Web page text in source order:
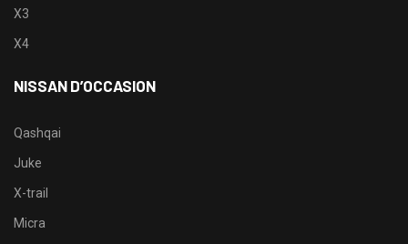
X3
X4
NISSAN D’OCCASION
Qashqai
Juke
X-trail
Micra